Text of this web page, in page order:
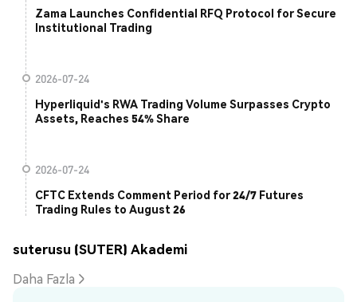
Zama Launches Confidential RFQ Protocol for Secure
Institutional Trading
2026-07-24
Hyperliquid's RWA Trading Volume Surpasses Crypto
Assets, Reaches 54% Share
2026-07-24
CFTC Extends Comment Period for 24/7 Futures
Trading Rules to August 26
suterusu (SUTER) Akademi
Daha Fazla